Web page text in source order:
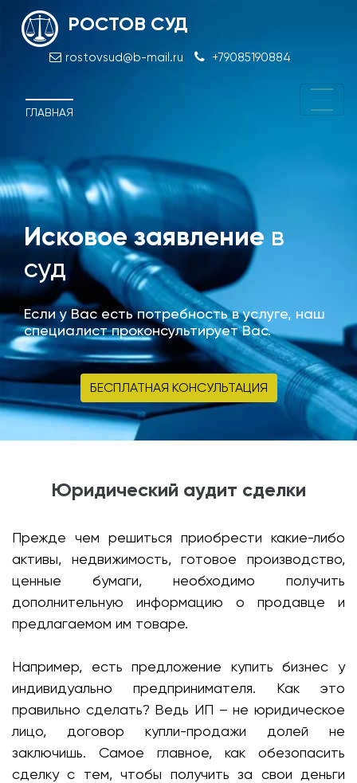
РОСТОВ СУД
rostovsud@b-mail.ru +79085190884
ГЛАВНАЯ
Исковое заявление в
суд
Если у Вас есть потребность в услуге, наш
специалист проконсультирует Вас.
БЕСПЛАТНАЯ КОНСУЛЬТАЦИЯ
Юридический аудит сделки
Прежде чем решиться приобрести какие-либо
активы, недвижимость, готовое производство,
ценные бумаги, необходимо получить
дополнительную информацию о продавце и
предлагаемом им товаре.
Например, есть предложение купить бизнес у
индивидуально предпринимателя. Как это
правильно сделать? Ведь ИП – не юридическое
лицо, договор купли-продажи долей не
заключишь. Самое главное, как обезопасить
сделку с тем, чтобы получить за свои деньги